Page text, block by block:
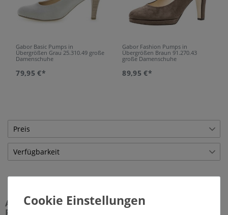
Gabor Basic Pumps in
Übergrößen Grau 25.310.49 große
Damenschuhe
79,95 €*
Gabor Fashion Pumps in
Übergrößen Braun 91.270.43
große Damenschuhe
89,95 €*
Preis
€ ― €
Verfügbarkeit
Atemberaubende Eleganz mit Tradition: Gabor
Pumps in Übergrößen bei schuhplus